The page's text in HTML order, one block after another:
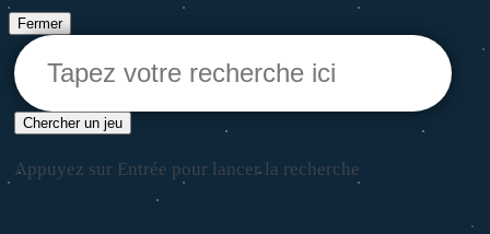
Fermer
Chercher un jeu
Appuyez sur Entrée pour lancer la recherche